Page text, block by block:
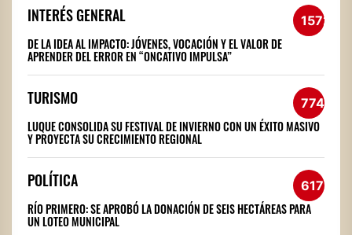
INTERÉS GENERAL 1572
DE LA IDEA AL IMPACTO: JÓVENES, VOCACIÓN Y EL VALOR DE
APRENDER DEL ERROR EN “ONCATIVO IMPULSA”
TURISMO 774
LUQUE CONSOLIDA SU FESTIVAL DE INVIERNO CON UN ÉXITO MASIVO
Y PROYECTA SU CRECIMIENTO REGIONAL
POLÍTICA 617
RÍO PRIMERO: SE APROBÓ LA DONACIÓN DE SEIS HECTÁREAS PARA
UN LOTEO MUNICIPAL